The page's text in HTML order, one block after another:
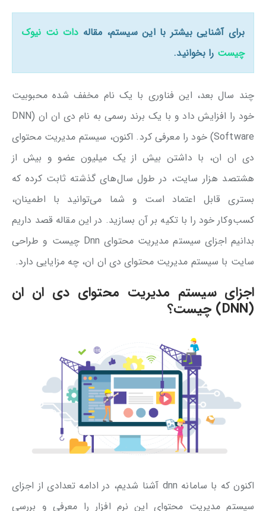
برای آشنایی بیشتر با این سیستم، مقاله دات نت نیوک
چیست را بخوانید.
چند سال بعد، این فناوری با یک نام مخفف شده محبوبیت
خود را افزایش داد و با یک برند رسمی به نام دی ان ان (DNN
Software) خود را معرفی کرد. اکنون، سیستم مدیریت محتوای
دی ‌ان ‌ان، با داشتن بیش از یک میلیون عضو و بیش از
هشتصد هزار سایت، در طول سال‌های گذشته ثابت کرده که
بستری قابل اعتماد است و شما می‌توانید با اطمینان،
کسب‌وکار خود را با تکیه بر آن بسازید. در این مقاله قصد داریم
بدانیم اجزای سیستم مدیریت محتوای Dnn چیست و طراحی
سایت با سیستم مدیریت محتوای دی ان ان، چه مزایایی دارد.
اجزای سیستم مدیریت محتوای دی ان ان
(DNN) چیست؟
اکنون که با سامانه dnn آشنا شدیم، در ادامه تعدادی از اجزای
سیستم مدیریت محتوای این نرم افزار را معرفی و بررسی